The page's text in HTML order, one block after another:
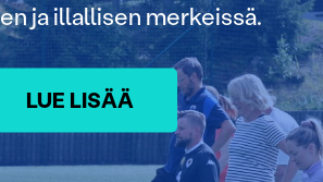
ja illallisen merkeissä.
LUE LISÄÄ